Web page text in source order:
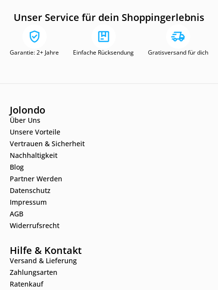
Unser Service für dein Shoppingerlebnis
Garantie: 2+ Jahre Einfache Rücksendung Gratisversand für dich
Jolondo
Über Uns
Unsere Vorteile
Vertrauen & Sicherheit
Nachhaltigkeit
Blog
Partner Werden
Datenschutz
Impressum
AGB
Widerrufsrecht
Hilfe & Kontakt
Versand & Lieferung
Zahlungsarten
Ratenkauf